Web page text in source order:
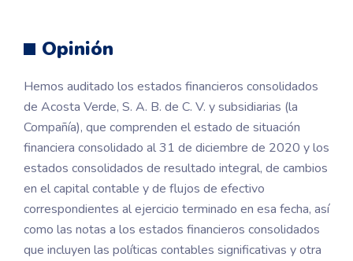
Opinión
Hemos auditado los estados financieros consolidados
de Acosta Verde, S. A. B. de C. V. y subsidiarias (la
Compañía), que comprenden el estado de situación
financiera consolidado al 31 de diciembre de 2020 y los
estados consolidados de resultado integral, de cambios
en el capital contable y de flujos de efectivo
correspondientes al ejercicio terminado en esa fecha, así
como las notas a los estados financieros consolidados
que incluyen las políticas contables significativas y otra